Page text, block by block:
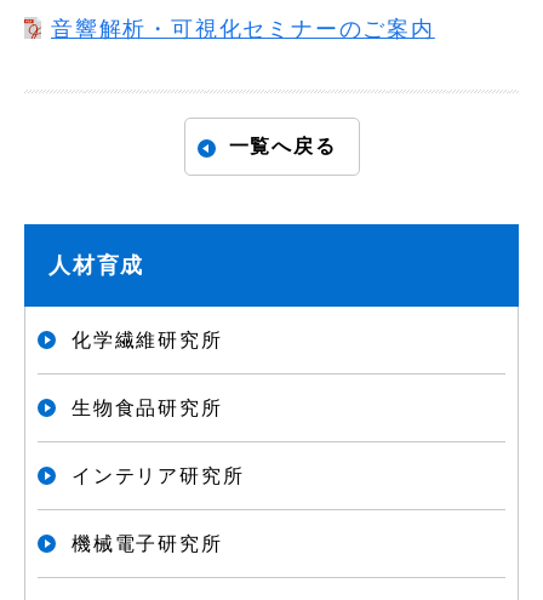
音響解析・可視化セミナーのご案内
一覧へ戻る
人材育成
化学繊維研究所
生物食品研究所
インテリア研究所
機械電子研究所